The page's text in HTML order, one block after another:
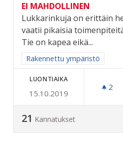
EI MAHDOLLINEN
Lukkarinkuja on erittäin
vaatii pikaisia
Tie on kapea eikä...
Rajaa tulokset aihepiirin
Rakennettu ympäristö
LUONTIAIKA
15.10.2019
2
21 Kannatukset